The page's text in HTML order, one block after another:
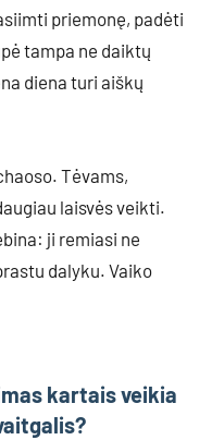
priemonę, padėti
tampa ne daiktų
diena turi aiškų
Tėvams,
laisvės veikti.
ji remiasi ne
dalyku. Vaiko
kartais veikia